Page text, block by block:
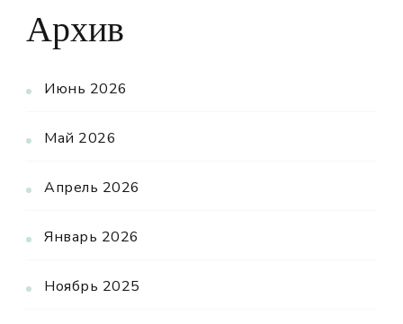
Архив
Июнь 2026
Май 2026
Апрель 2026
Январь 2026
Ноябрь 2025